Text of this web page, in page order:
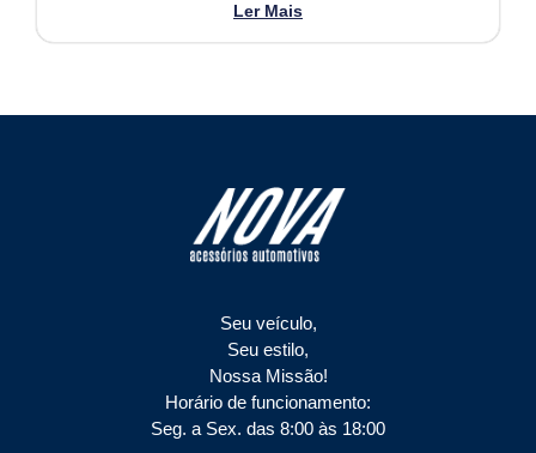
Ler Mais
Seu veículo,
Seu estilo,
Nossa Missão!
Horário de funcionamento:
Seg. a Sex. das 8:00 às 18:00